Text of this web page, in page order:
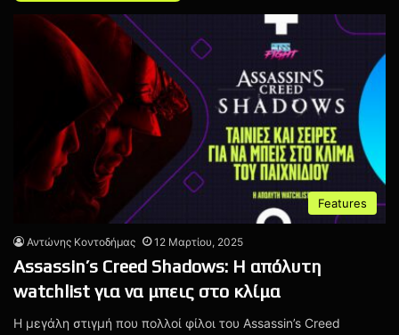
Features
Αντώνης Κοντοδήμας 12 Μαρτίου, 2025
Assassin’s Creed Shadows: H απόλυτη
watchlist για να μπεις στο κλίμα
Η μεγάλη στιγμή που πολλοί φίλοι του Assassin’s Creed